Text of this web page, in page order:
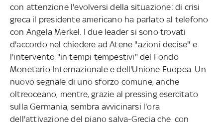
con attenzione l'evolversi della situazione: di crisi
greca il presidente americano ha parlato al telefono
con Angela Merkel. I due leader si sono trovati
d'accordo nel chiedere ad Atene "azioni decise" e
l'intervento "in tempi tempestivi" del Fondo
Monetario Internazionale e dell'Unione Euopea. Un
nuovo segnale di uno sforzo comune, anche
oltreoceano, mentre, grazie al pressing esercitato
sulla Germania, sembra avvicinarsi l'ora
dell'attivazione del piano salva-Grecia che, con